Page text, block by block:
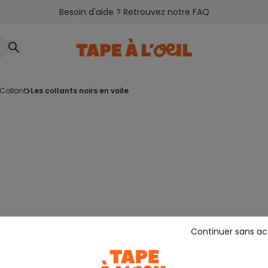
Besoin d'aide ? Retrouvez notre FAQ
collant les collants noirs en voile
Continuer sans